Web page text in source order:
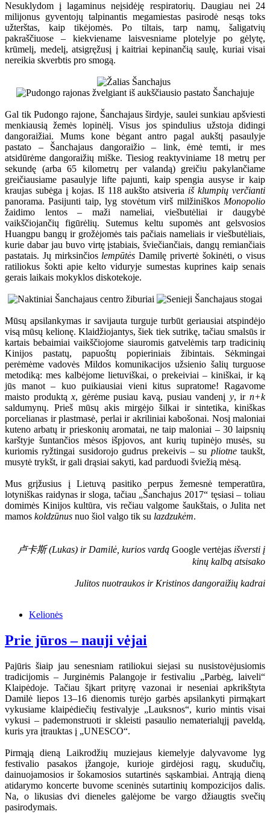
Nesuklydom į lagaminus neįsidėję respiratorių. Daugiau nei 24
milijonus gyventojų talpinantis megamiestas pasirodė nesąs toks
užterštas, kaip tikėjomės. Po tiltais, tarp namų, šaligatvių
pakraščiuose – kiekviename laisvesniame plotelyje po gėlytę,
krūmelį, medelį, atsigręžusį į kaitriai kepinančią saulę, kuriai visai
nereikia skverbtis pro smogą.
Gal tik Pudongo rajone, Šanchajaus širdyje, saulei sunkiau apšviesti
menkiausią žemės lopinėlį. Visus jos spindulius užstoja didingi
dangoraižiai. Mums kone bėgant antro pagal aukštį pasaulyje
pastato – Šanchajaus dangoraižio – link, ėmė temti, ir mes
atsidūrėme dangoraižių miške. Tiesiog reaktyviniame 18 metrų per
sekundę (arba 65 kilometrų per valandą) greičiu pakylančiame
greičiausiame pasaulyje lifte pajunti, kaip spengia ausyse ir kaip
kraujas subėga į kojas. Iš 118 aukšto atsiveria iš klumpių verčianti
panorama. Pasijunti taip, lyg stovėtum virš milžiniškos Monopolio
žaidimo lentos – maži nameliai, viešbutėliai ir daugybė
vaikščiojančių figūrėlių. Sutemus keltu supomės ant gelsvosios
Huangpu bangų ir grožėjomės tais pačiais nameliais ir viešbutėliais,
kurie dabar jau buvo virtę įstabiais, šviečiančiais, dangų remiančiais
pastatais. Jų mirksinčios lempūtės Damilę privertė šokinėti, o visus
ratiliokus šokti apie kelto viduryje sumestas kuprines kaip senais
gerais laikais mokyklos diskotekoje.
Mūsų apsilankymas ir savijauta turguje turbūt geriausiai atspindėjo
visą mūsų kelionę. Klaidžiojantys, šiek tiek sutrikę, tačiau smalsūs ir
kartais bebaimiai vaikščiojome siauromis gatvelėmis tarp tradicinių
Kinijos pastatų, papuoštų popieriniais žibintais. Sėkmingai
perėmėme vadovės Mildos komunikacijos užsienio šalių turguose
metodiką: mes kalbėjome lietuviškai, o prekeiviai – kiniškai, ir ką
jūs manot – kuo puikiausiai vieni kitus supratome! Ragavome
maisto produktąx, gėrėme pusiau kavą, pusiau vandenį y, irn+k
saldumynų. Prieš mūsų akis mirgėjo šilkai ir sintetika, kiniškas
porcelianas ir plastmasė, perlai ir akriliniai kabošonai. Nosį maloniai
kuteno arbatų ir prieskonių aromatai, ne taip maloniai – 30 laipsnių
karštyje šuntančios mėsos išpjovos, ant kurių tupinėjo musės, su
kuriomis ryžtingai susidorojo gudrus prekeivis – su pliotnetaukšt,
musytė trykšt, ir gali drąsiai sakyti, kad parduodi šviežią mėsą.
Mus grįžusius į Lietuvą pasitiko perpus žemesnė temperatūra,
lotyniškas raidynas ir sloga, tačiau „Šanchajus 2017“ tęsiasi – toliau
domimės Kinijos kultūra, vis rečiau valgome šaukštais, o Julita net
mamos koldzūnus nuo šiol valgo tik su lazdzukėm.
卢卡斯 (Lukas) ir Damilė, kurios vardą Google vertėjas išversti į
kinų kalbą atsisako
Julitos nuotraukos ir Kristinos dangoraižių kadrai
Kelionės
Prie jūros – nauji vėjai
Pajūris šiaip jau senesniam ratiliokui siejasi su nusistovėjusiomis
tradicijomis – Jurginėmis Palangoje ir festivaliu „Parbėg, laiveli“
Klaipėdoje. Tačiau šįkart prityrę vazonai ir neseniai apkrikštyta
Damilė liepos 13–16 dienomis turėjo garbės apsilankyti pirmąkart
vykusiame klaipėdiečių festivalyje „Lauksnos“, kurio mintis visai
vykusi – pademonstruoti ir skleisti pasaulio nematerialųjį paveldą,
kuris yra įtrauktas į „UNESCO“.
Pirmąją dieną Laikrodžių muziejaus kiemelyje dalyvavome lyg
festivalio pasakos įžangoje, kurioje girdėjosi ragų, skudučių,
dainuojamosios ir šokamosios sutartinės sąskambiai. Antrąją dieną
atidarymo koncerte buvome sceninės sutartinių kompozicijos dalis.
Na, o likusias dvi dieneles galėjome be vargo džiaugtis svečių
pasirodymais.